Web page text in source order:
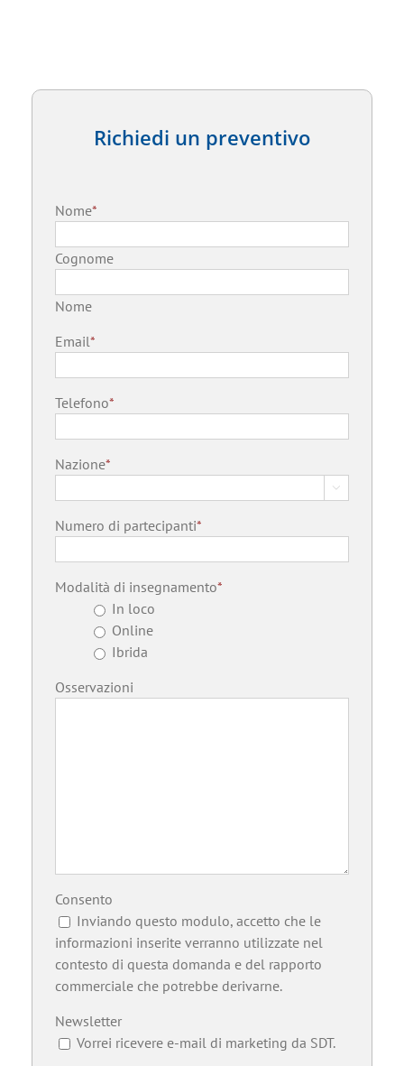
Richiedi un preventivo
Nome*
Cognome
Nome
Email*
Telefono*
Nazione*

Numero di partecipanti*
Modalità di insegnamento*
In loco
Online
Ibrida
Osservazioni
Consento
Inviando questo modulo, accetto che le
informazioni inserite verranno utilizzate nel
contesto di questa domanda e del rapporto
commerciale che potrebbe derivarne.
Newsletter
Vorrei ricevere e-mail di marketing da SDT.